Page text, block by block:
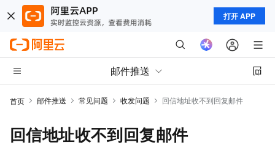
打开 APP
邮件推送
首页 邮件推送 常见问题 收发问题 回信地址收不到回复邮件
回信地址收不到回复邮件